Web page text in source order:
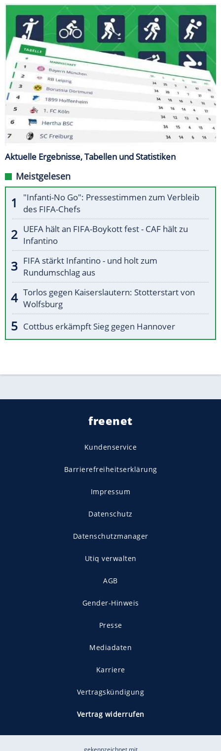
Aktuelle Ergebnisse, Tabellen und Statistiken
Meistgelesen
"Infanti-No Go": Pressestimmen zum Verbleib
des FIFA-Chefs
UEFA hält an FIFA-Boykott fest - CAF hält zu
Infantino
FIFA stärkt Infantino - und holt zum
Rundumschlag aus
Torlos gegen Kaiserslautern: Stotterstart von
Wolfsburg
Cottbus erkämpft Sieg gegen Hannover
freenet
Kundenservice
Barrierefreiheitserklärung
Impressum
Datenschutz
Datenschutzmanager
Utiq verwalten
AGB
Gender-Hinweis
Presse
Mediadaten
Karriere
Vertragskündigung
Vertrag widerrufen